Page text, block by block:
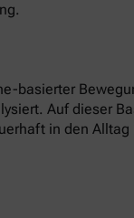
basierter
Auf dieser
in den